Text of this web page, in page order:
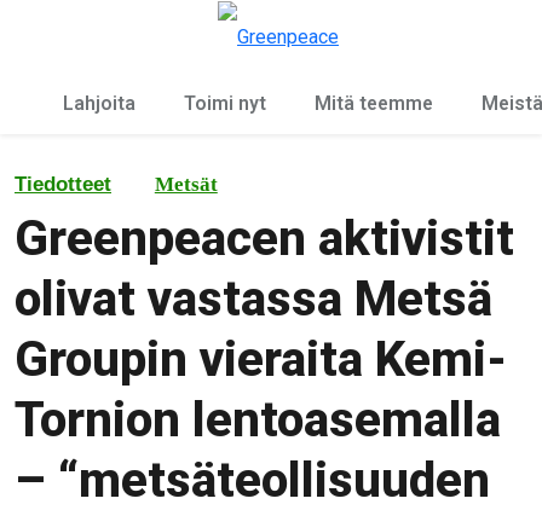
Lahjoita Toimi nyt Mitä teemme Meistä
Tiedotteet Metsät
Greenpeacen aktivistit
olivat vastassa Metsä
Groupin vieraita Kemi-
Tornion lentoasemalla
– “metsäteollisuuden